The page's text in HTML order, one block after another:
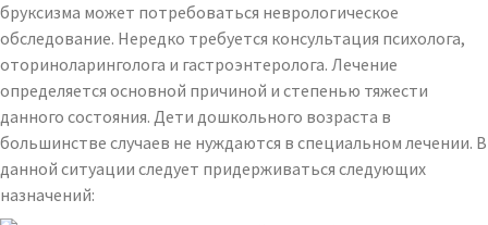
бруксизма может потребоваться неврологическое
обследование. Нередко требуется консультация психолога,
оториноларинголога и гастроэнтеролога. Лечение
определяется основной причиной и степенью тяжести
данного состояния. Дети дошкольного возраста в
большинстве случаев не нуждаются в специальном лечении. В
данной ситуации следует придерживаться следующих
назначений: